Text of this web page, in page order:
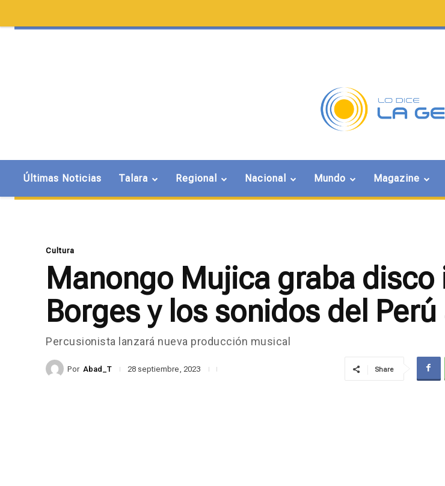
Últimas Noticias Talara Regional Nacional Mundo Magazine
Cultura
Manongo Mujica graba
Borges y los sonidos del Perú
Percusionista lanzará nueva producción musical
Por Abad_T 28 septiembre, 2023 Share